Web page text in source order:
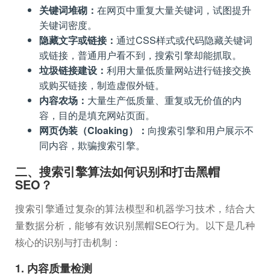
关键词堆砌： 在网页中重复大量关键词，试图提升
关键词密度。
隐藏文字或链接： 通过CSS样式或代码隐藏关键词
或链接，普通用户看不到，搜索引擎却能抓取。
垃圾链接建设： 利用大量低质量网站进行链接交换
或购买链接，制造虚假外链。
内容农场： 大量生产低质量、重复或无价值的内
容，目的是填充网站页面。
网页伪装（Cloaking）： 向搜索引擎和用户展示不
同内容，欺骗搜索引擎。
二、搜索引擎算法如何识别和打击黑帽
SEO？
搜索引擎通过复杂的算法模型和机器学习技术，结合大
量数据分析，能够有效识别黑帽SEO行为。以下是几种
核心的识别与打击机制：
1. 内容质量检测